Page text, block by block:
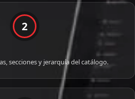
2
secciones y jerarquía del catálogo.